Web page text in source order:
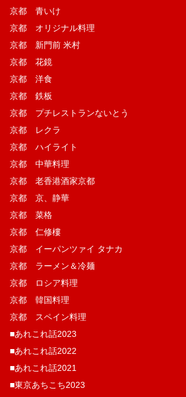
京都 青いけ
京都 オリジナル料理
京都 新門前 米村
京都 花鏡
京都 洋食
京都 鉄板
京都 プチレストランないとう
京都 レクラ
京都 ハイライト
京都 中華料理
京都 老香港酒家京都
京都 京、静華
京都 菜格
京都 仁修樓
京都 イーパンツァイ タナカ
京都 ラーメン＆冷麺
京都 ロシア料理
京都 韓国料理
京都 スペイン料理
■あれこれ話2023
■あれこれ話2022
■あれこれ話2021
■東京あちこち2023